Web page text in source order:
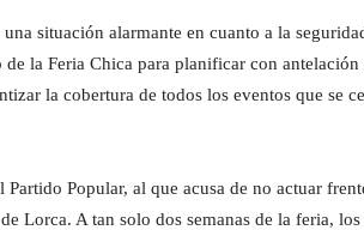
situación alarmante en cuanto a la
la Feria Chica para planificar con
la cobertura de todos los eventos que se
Popular, al que acusa de no actuar
Lorca. A tan solo dos semanas de la feria,